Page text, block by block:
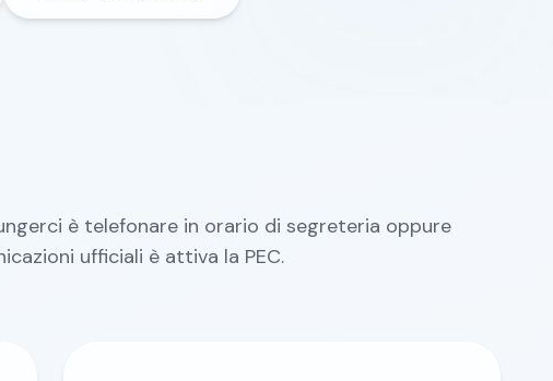
è telefonare in orario di segreteria oppure
ufficiali è attiva la PEC.